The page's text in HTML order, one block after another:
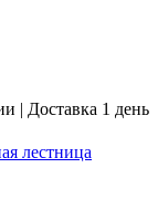
| Доставка 1 день
лестница